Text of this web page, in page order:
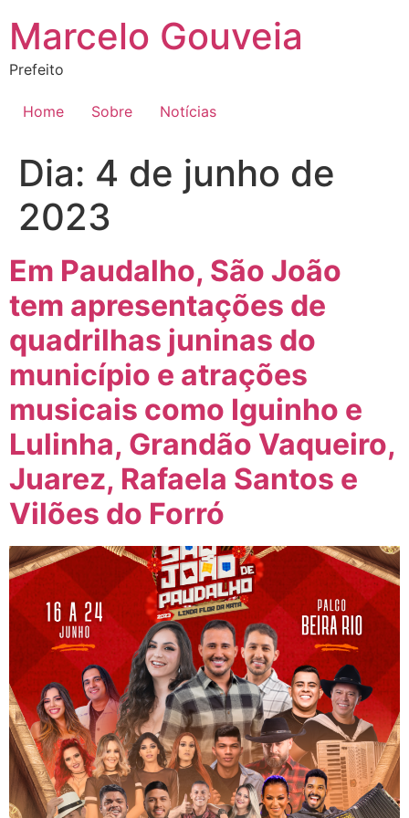
para
conteúdo
Marcelo Gouveia
Prefeito
Home Sobre Notícias
Dia: 4 de junho de
2023
Em Paudalho, São João
tem apresentações de
quadrilhas juninas do
município e atrações
musicais como Iguinho e
Lulinha, Grandão Vaqueiro,
Juarez, Rafaela Santos e
Vilões do Forró